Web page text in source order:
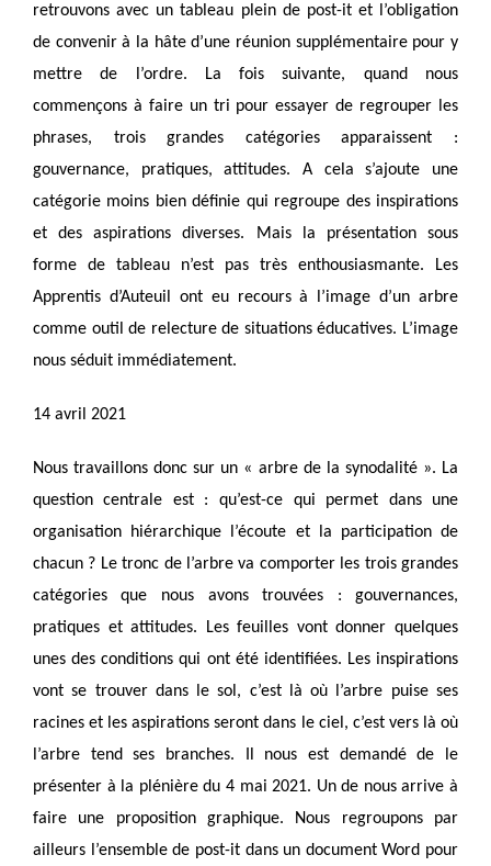
retrouvons avec un tableau plein de post-it et l’obligation
de convenir à la hâte d’une réunion supplémentaire pour y
mettre de l’ordre. La fois suivante, quand nous
commençons à faire un tri pour essayer de regrouper les
phrases, trois grandes catégories apparaissent :
gouvernance, pratiques, attitudes. A cela s’ajoute une
catégorie moins bien définie qui regroupe des inspirations
et des aspirations diverses. Mais la présentation sous
forme de tableau n’est pas très enthousiasmante. Les
Apprentis d’Auteuil ont eu recours à l’image d’un arbre
comme outil de relecture de situations éducatives. L’image
nous séduit immédiatement.
14 avril 2021
Nous travaillons donc sur un « arbre de la synodalité ». La
question centrale est : qu’est-ce qui permet dans une
organisation hiérarchique l’écoute et la participation de
chacun ? Le tronc de l’arbre va comporter les trois grandes
catégories que nous avons trouvées : gouvernances,
pratiques et attitudes. Les feuilles vont donner quelques
unes des conditions qui ont été identifiées. Les inspirations
vont se trouver dans le sol, c’est là où l’arbre puise ses
racines et les aspirations seront dans le ciel, c’est vers là où
l’arbre tend ses branches. Il nous est demandé de le
présenter à la plénière du 4 mai 2021. Un de nous arrive à
faire une proposition graphique. Nous regroupons par
ailleurs l’ensemble de post-it dans un document Word pour